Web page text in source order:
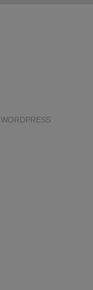
WORDPRESS